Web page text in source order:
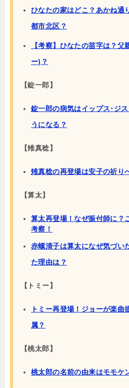
ひなたの家はどこ？あかね通
都市北区？
【考察】ひなたの苗字は？父
ー)？
【錠一郎】
錠一郎の病気はイップス･ジ
うになる？
【雉真稔】
雉真稔の再登場は安子の祈り
【算太】
算太再登場！なぜ振付師に？
考察！
赤螺清子は算太になぜ気づい
た理由は？
【トミー】
トミー再登場！ジョーが楽曲
属？
【桃太郎】
桃太郎の名前の由来はモモケ